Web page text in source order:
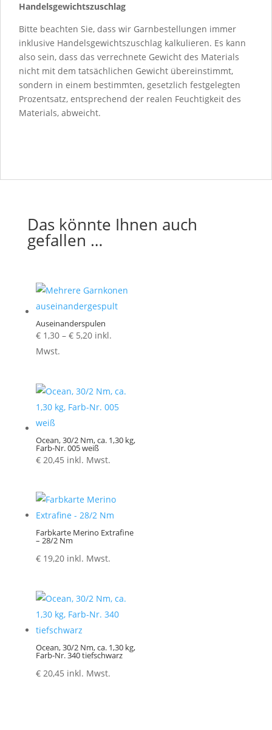
Handelsgewichtszuschlag
Bitte beachten Sie, dass wir Garnbestellungen immer
inklusive Handelsgewichtszuschlag kalkulieren. Es kann
also sein, dass das verrechnete Gewicht des Materials
nicht mit dem tatsächlichen Gewicht übereinstimmt,
sondern in einem bestimmten, gesetzlich festgelegten
Prozentsatz, entsprechend der realen Feuchtigkeit des
Materials, abweicht.
Das könnte Ihnen auch
gefallen …
Auseinanderspulen
€1,30 – €5,20Preisspanne:
inkl.
Mwst.
Ocean, 30/2 Nm, ca. 1,30 kg,
Farb-Nr. 005 weiß
€20,45 inkl. Mwst.
Farbkarte Merino Extrafine
– 28/2 Nm
€19,20 inkl. Mwst.
Ocean, 30/2 Nm, ca. 1,30 kg,
Farb-Nr. 340 tiefschwarz
€20,45 inkl. Mwst.